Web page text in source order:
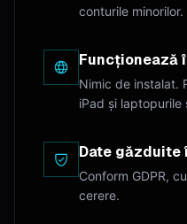
conturile minorilor.
Funcționează
Nimic de instalat.
iPad și laptopurile
Date găzduite
Conform GDPR,
cerere.